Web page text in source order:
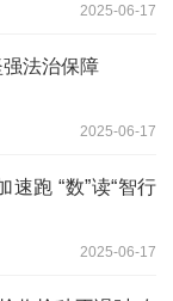
2025-06-17
法治保障
2025-06-17
速跑 “数”读“智行
2025-06-17